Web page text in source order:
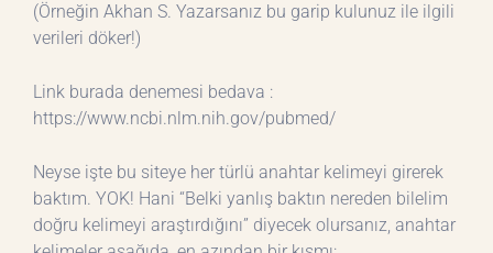
(Örneğin Akhan S. Yazarsanız bu garip kulunuz ile ilgili
verileri döker!)
Link burada denemesi bedava :
https://www.ncbi.nlm.nih.gov/pubmed/
Neyse işte bu siteye her türlü anahtar kelimeyi girerek
baktım. YOK! Hani “Belki yanlış baktın nereden bilelim
doğru kelimeyi araştırdığını” diyecek olursanız, anahtar